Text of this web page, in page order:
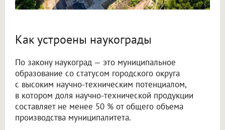
Как устроены наукограды
По закону наукоград — это муниципальное
образование со статусом городского округа
с высоким научно-техническим потенциалом,
в котором доля научно-технической продукции
составляет не менее 50 % от общего объема
производства муниципалитета.